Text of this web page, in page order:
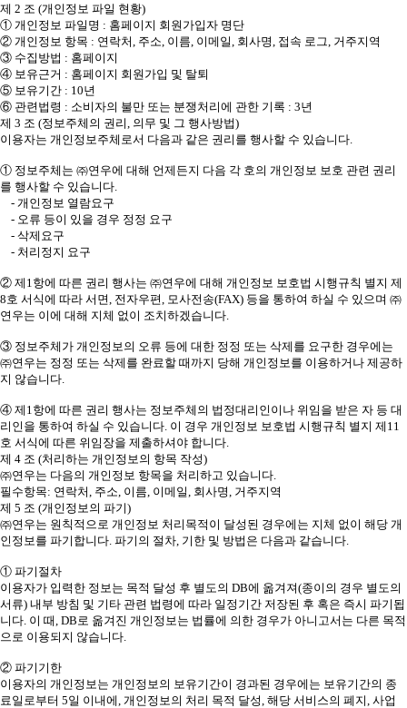
제 2 조 (개인정보 파일 현황)
① 개인정보 파일명 : 홈페이지 회원가입자 명단
② 개인정보 항목 : 연락처, 주소, 이름, 이메일, 회사명, 접속 로그, 거주지역
③ 수집방법 : 홈페이지
④ 보유근거 : 홈페이지 회원가입 및 탈퇴
⑤ 보유기간 : 10년
⑥ 관련법령 : 소비자의 불만 또는 분쟁처리에 관한 기록 : 3년
제 3 조 (정보주체의 권리, 의무 및 그 행사방법)
이용자는 개인정보주체로서 다음과 같은 권리를 행사할 수 있습니다.
① 정보주체는 ㈜연우에 대해 언제든지 다음 각 호의 개인정보 보호 관련 권리
를 행사할 수 있습니다.
- 개인정보 열람요구
- 오류 등이 있을 경우 정정 요구
- 삭제요구
- 처리정지 요구
② 제1항에 따른 권리 행사는 ㈜연우에 대해 개인정보 보호법 시행규칙 별지 제
8호 서식에 따라 서면, 전자우편, 모사전송(FAX) 등을 통하여 하실 수 있으며 ㈜
연우는 이에 대해 지체 없이 조치하겠습니다.
③ 정보주체가 개인정보의 오류 등에 대한 정정 또는 삭제를 요구한 경우에는
㈜연우는 정정 또는 삭제를 완료할 때까지 당해 개인정보를 이용하거나 제공하
지 않습니다.
④ 제1항에 따른 권리 행사는 정보주체의 법정대리인이나 위임을 받은 자 등 대
리인을 통하여 하실 수 있습니다. 이 경우 개인정보 보호법 시행규칙 별지 제11
호 서식에 따른 위임장을 제출하셔야 합니다.
제 4 조 (처리하는 개인정보의 항목 작성)
㈜연우는 다음의 개인정보 항목을 처리하고 있습니다.
필수항목: 연락처, 주소, 이름, 이메일, 회사명, 거주지역
제 5 조 (개인정보의 파기)
㈜연우는 원칙적으로 개인정보 처리목적이 달성된 경우에는 지체 없이 해당 개
인정보를 파기합니다. 파기의 절차, 기한 및 방법은 다음과 같습니다.
① 파기절차
이용자가 입력한 정보는 목적 달성 후 별도의 DB에 옮겨져(종이의 경우 별도의
서류) 내부 방침 및 기타 관련 법령에 따라 일정기간 저장된 후 혹은 즉시 파기됩
니다. 이 때, DB로 옮겨진 개인정보는 법률에 의한 경우가 아니고서는 다른 목적
으로 이용되지 않습니다.
② 파기기한
이용자의 개인정보는 개인정보의 보유기간이 경과된 경우에는 보유기간의 종
료일로부터 5일 이내에, 개인정보의 처리 목적 달성, 해당 서비스의 폐지, 사업